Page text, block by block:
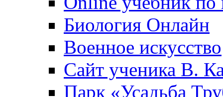
Биология Онлайн
Военное искусство
Cайт ученика В.
Парк «Усадьба